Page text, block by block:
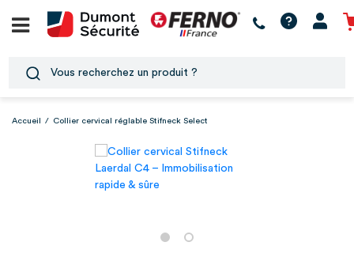
Accueil / Collier cervical réglable Stifneck Select